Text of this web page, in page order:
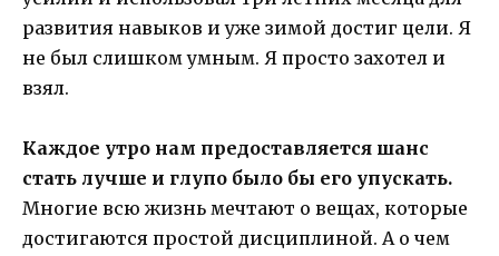
развития навыков и уже зимой достиг цели. Я
не был слишком умным. Я просто захотел и
взял.
Каждое утро нам предоставляется шанс
стать лучше и глупо было бы его упускать.
Многие всю жизнь мечтают о вещах, которые
достигаются простой дисциплиной. А о чем